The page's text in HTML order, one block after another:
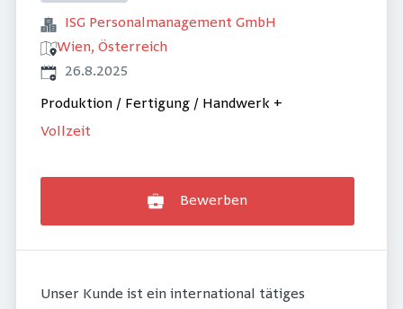
ISG Personalmanagement GmbH
Wien, Österreich
Veröffentlicht
26.8.2025
Produktion / Fertigung / Handwerk +
Vollzeit
Bewerben
Unser Kunde ist ein international tätiges